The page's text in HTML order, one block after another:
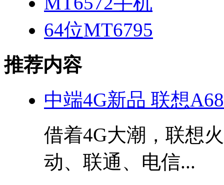
64位MT6795
推荐内容
中端4G新品 联想
借着4G大潮，联想
动、联通、电信...